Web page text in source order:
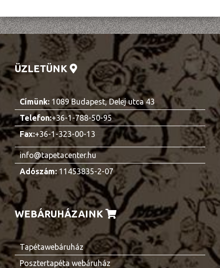
ÜZLETÜNK
Címünk: 1089 Budapest, Delej utca 43
Telefon:+36-1-788-50-95
Fax:+36-1-323-00-13
info@tapetacenter.hu
Adószám:11453835-2-07
WEBÁRUHÁZAINK
Tapétawebáruház
Posztertapéta webáruház